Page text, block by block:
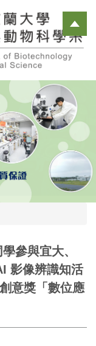
參與宜大、
影像辨識知活
意獎「數位應